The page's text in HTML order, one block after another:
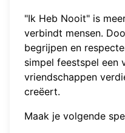
"Ik Heb Nooit" is
verbindt mensen.
begrijpen en
simpel feestspel een
vriendschappen
creëert.
Maak je volgende